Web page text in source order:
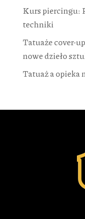
Kurs piercingu:
techniki
Tatuaże cover-
nowe dzieło
Tatuaż a opieka